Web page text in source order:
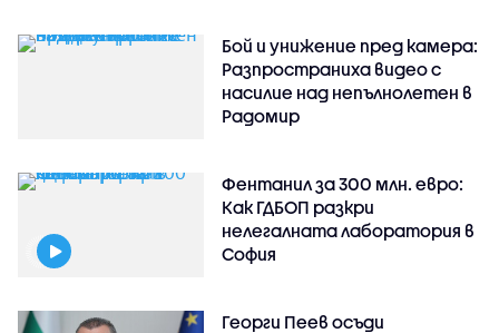
Бой и унижение пред камера:
Разпространиха видео с
насилие над непълнолетен в
Радомир
Фентанил за 300 млн. евро:
Как ГДБОП разкри
нелегалната лаборатория в
София
Георги Пеев осъди